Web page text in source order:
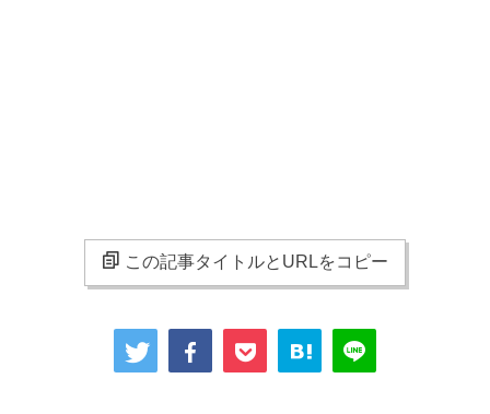
この記事タイトルとURLをコピー